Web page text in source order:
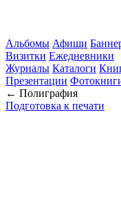
Альбомы Афиши
Визитки Ежедневники
Журналы Каталоги
Презентации
← Полиграфия
Подготовка к печати